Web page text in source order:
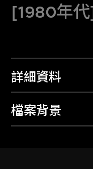
[1980年
詳細資料
檔案背景